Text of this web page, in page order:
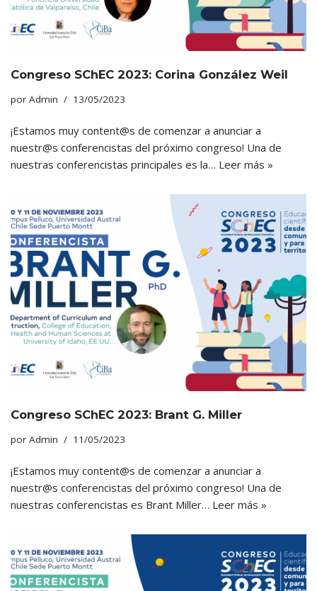
Congreso SChEC 2023: Corina González Weil
por Admin 13/05/2023
¡Estamos muy content@s de comenzar a anunciar a
nuestr@s conferencistas del próximo congreso! Una de
nuestras conferencistas principales es la… Leer más »
Congreso SChEC 2023: Brant G. Miller
por Admin 11/05/2023
¡Estamos muy content@s de comenzar a anunciar a
nuestr@s conferencistas del próximo congreso! Una de
nuestras conferencistas es Brant Miller… Leer más »